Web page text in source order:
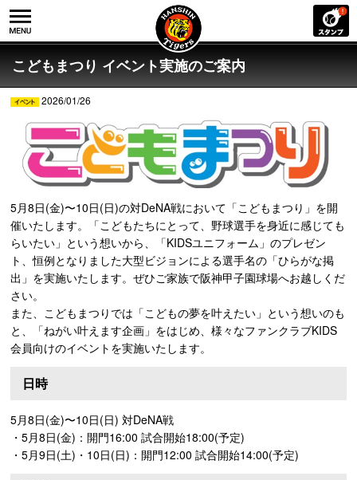
こどもまつり イベント実施のご案内
2026/01/26
5月8日(金)〜10日(日)の対DeNA戦において「こどもまつり」を開
催いたします。「こどもたちにとって、野球選手を身近に感じても
らいたい」という想いから、「KIDSユニフォーム」のプレゼン
ト、恒例となりました大型ビジョンによる選手名の「ひらがな掲
出」を実施いたします。ぜひご家族で阪神甲子園球場へお越しくだ
さい。
また、こどもまつりでは「こどもの夢を叶えたい」という想いのも
と、「ねがい叶えます企画」をはじめ、様々なファンクラブKIDS
会員向けのイベントを実施いたします。
日時
5月8日(金)〜10日(日) 対DeNA戦
・5月8日(金)：開門16:00 試合開始18:00(予定)
・5月9日(土)・10日(日)：開門12:00 試合開始14:00(予定)